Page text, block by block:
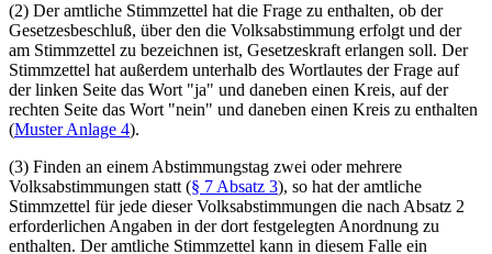
(2) Der amtliche Stimmzettel hat die Frage zu enthalten, ob der
Gesetzesbeschluß, über den die Volksabstimmung erfolgt und der
am Stimmzettel zu bezeichnen ist, Gesetzeskraft erlangen soll. Der
Stimmzettel hat außerdem unterhalb des Wortlautes der Frage auf
der linken Seite das Wort "ja" und daneben einen Kreis, auf der
rechten Seite das Wort "nein" und daneben einen Kreis zu enthalten
(Muster Anlage 4).
(3) Finden an einem Abstimmungstag zwei oder mehrere
Volksabstimmungen statt (§ 7 Absatz 3), so hat der amtliche
Stimmzettel für jede dieser Volksabstimmungen die nach Absatz 2
erforderlichen Angaben in der dort festgelegten Anordnung zu
enthalten. Der amtliche Stimmzettel kann in diesem Falle ein